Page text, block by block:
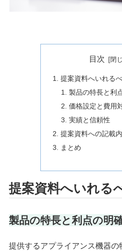
目次
提案資料へいれる
製品の特長と利
価格設定と費用
実績と信頼性
提案資料への記載
まとめ
提案資料へいれる
製品の特長と利点の明
提供するアプライアンス機器の